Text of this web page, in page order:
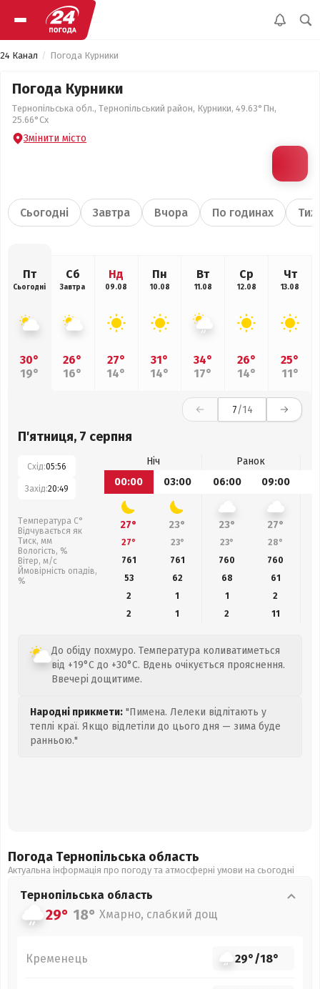
24 Канал Погода Курники
Погода Курники
Тернопільська обл., Тернопільський район, Курники, 49.63°Пн,
25.66°Сх
Змінити місто
Сьогодні Завтра Вчора По годинах
Пт
Сьогодні
30°
19°
Сб
Завтра
26°
16°
Нд
09.08
27°
14°
Пн
10.08
31°
14°
Вт
11.08
34°
17°
Ср
12.08
26°
14°
Чт
13.08
25°
11°
7/14
П'ятниця, 7 серпня
Схід:05:56
Захід:20:49
Температура С°
Відчувається як
Тиск, мм
Вологість, %
Вітер, м/с
Ймовірність опадів,
%
Ніч
Ранок
00:00
03:00 06:00 09:00
27° 23° 23° 27°
27° 23° 23° 28°
761
761 760 760
53
62 68 61
2
1 1
2
2
1 2 11
До обіду похмуро. Температура коливатиметься
від +19°C до +30°C. Вдень очікується прояснення.
Ввечері дощитиме.
Народні прикмети: "Пимена. Лелеки відлітають у
теплі краї. Якщо відлетіли до цього дня — зима буде
ранньою."
Погода Тернопільська область
Актуальна інформація про погоду та атмосферні умови на сьогодні
Тернопільська область
29° 18° Хмарно, слабкий дощ
Кременець 29°/18°